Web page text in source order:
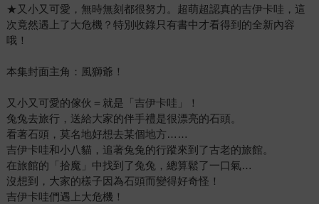
★又小又可愛，無時無刻都很努力。超萌超認真的吉伊卡哇，這
次竟然遇上了大危機？特別收錄只有書中才看得到的全新內容
哦！
本集封面主角：風獅爺！
又小又可愛的傢伙＝就是「吉伊卡哇」！
兔兔去旅行，送給大家的伴手禮是很漂亮的石頭。
看著石頭，莫名地好想去某個地方……
吉伊卡哇和小八貓，追著兔兔的行蹤來到了古老的旅館。
在旅館的「拾魔」中找到了兔兔，總算鬆了一口氣…
沒想到，大家的樣子因為石頭而變得好奇怪！
吉伊卡哇們遇上大危機！